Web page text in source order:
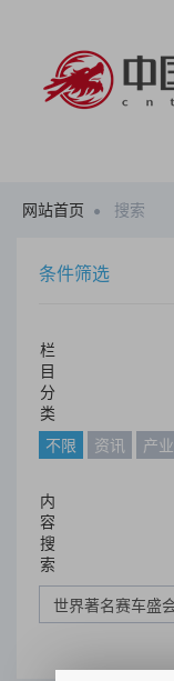
网站首页 搜索
条件筛选
栏
目
分
类
不限
资讯 产业
内
容
搜
索